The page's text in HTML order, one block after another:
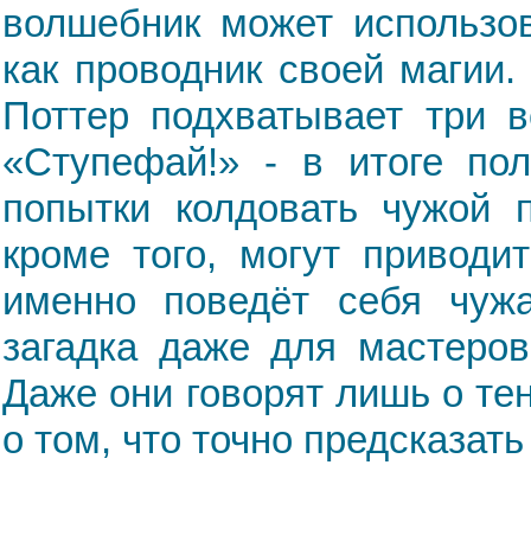
волшебник может
как проводник своей
Поттер подхватывает три
«Ступефай!» - в итоге
попытки колдовать
кроме того, могут
именно поведёт себя
загадка даже для
Даже они говорят лишь о
о том, что точно